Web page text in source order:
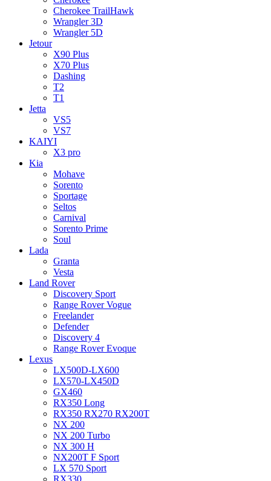
Cherokee TrailHawk
Wrangler 3D
Wrangler 5D
Jetour
X90 Plus
X70 Plus
Dashing
T2
T1
Jetta
VS5
VS7
KAIYI
X3 pro
Kia
Mohave
Sorento
Sportage
Seltos
Carnival
Sorento Prime
Soul
Lada
Granta
Vesta
Land Rover
Discovery Sport
Range Rover Vogue
Freelander
Defender
Discovery 4
Range Rover Evoque
Lexus
LX500D-LX600
LX570-LX450D
GX460
RX350 Long
RX350 RX270 RX200T
NX 200
NX 200 Turbo
NX 300 H
NX200T F Sport
LX 570 Sport
RX330